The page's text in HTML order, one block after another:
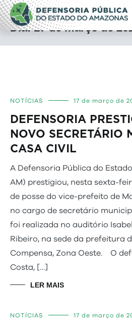
Pular
para
o
conteúdo
Defensoria Pública
Amazonas
Dia:17 de março de
NOTÍCIAS 17 de março de
DEFENSORIA
NOVO SECRETÁRIO
CASA CIVIL
A Defensoria Pública do
AM) prestigiou, nesta sexta-
de posse do vice-prefeito de
no cargo de secretário
foi realizada no auditório
Ribeiro, na sede da prefeitura
Compensa, Zona Oeste. O
Costa, […]
LER MAIS
NOTÍCIAS 17 de março de